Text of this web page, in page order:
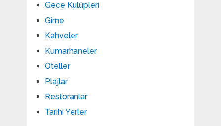
Gece Kulüpleri
Girne
Kahveler
Kumarhaneler
Oteller
Plajlar
Restoranlar
Tarihi Yerler